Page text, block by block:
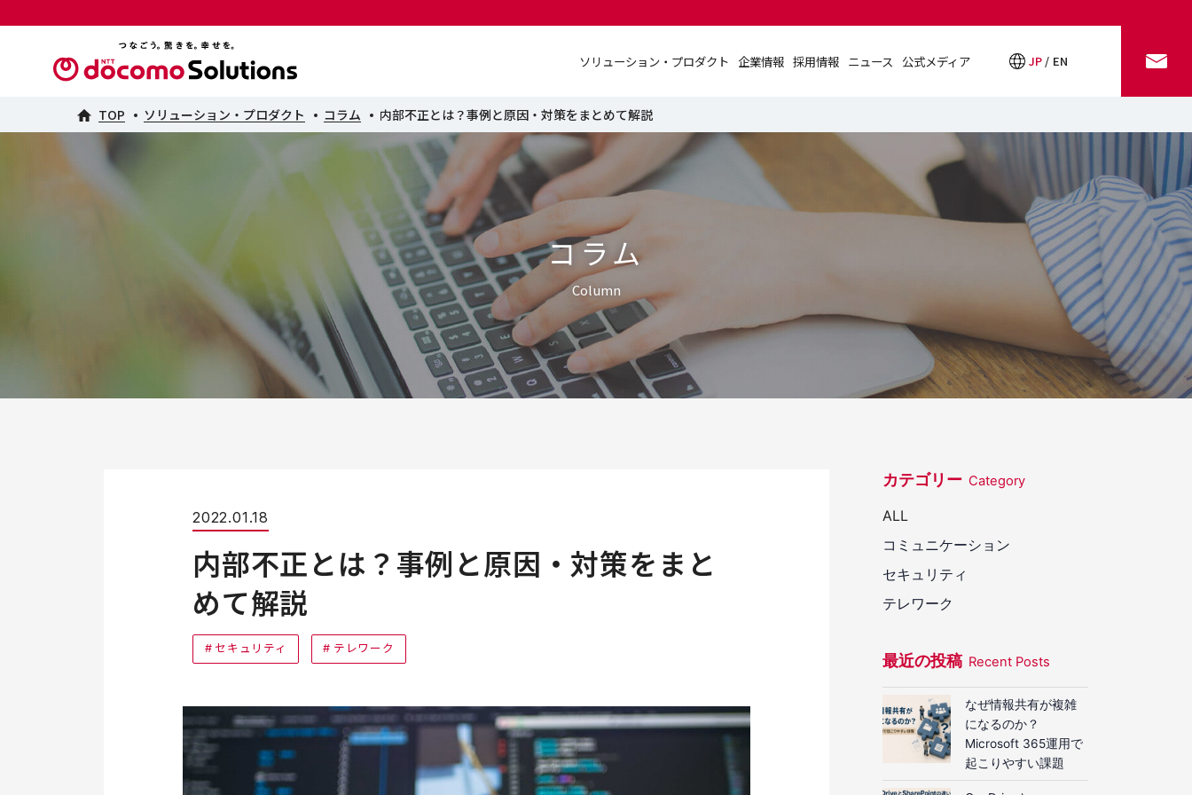
ソリューション・プロダクト 企業情報 採用情報 ニュース 公式メディア
JP EN
TOP ソリューション・プロダクト コラム 内部不正とは？事例と原因・対策をまとめて解説
コラム
Column
2022.01.18
内部不正とは？事例と原因・対策をまと
めて解説
セキュリティ テレワーク
カテゴリー Category
ALL
コミュニケーション
セキュリティ
テレワーク
最近の投稿 Recent Posts
なぜ情報共有が複雑
になるのか？
Microsoft 365運用で
起こりやすい課題